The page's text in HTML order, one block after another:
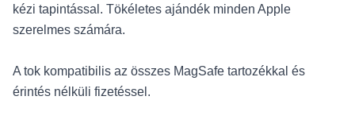
kézi tapintással. Tökéletes ajándék minden Apple
szerelmes számára.
A tok kompatibilis az összes MagSafe tartozékkal és
érintés nélküli fizetéssel.